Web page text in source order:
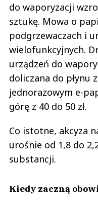
do waporyzacji
sztukę. Mowa o
podgrzewaczach i
wielofunkcyjnych.
urządzeń do
doliczana do płynu
jednorazowym e-
górę z 40 do 50 zł.
Co istotne, akcyza
urośnie od 1,8 do
substancji.
Kiedy zaczną